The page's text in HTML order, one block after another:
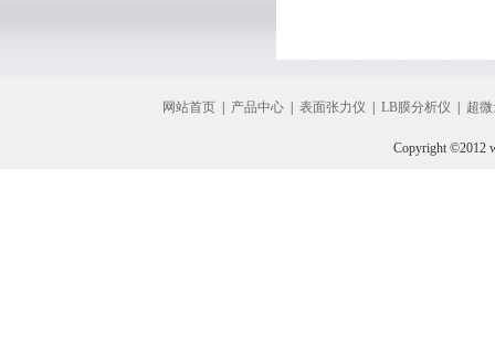
网站首页 产品中心 表面张力仪 LB膜分析仪 超
Copyright ©2012